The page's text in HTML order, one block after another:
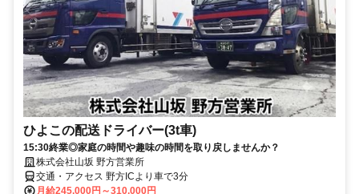
ひよこの配送ドライバー(3t車)
15:30終業◎家庭の時間や趣味の時間を取り戻しませんか？
株式会社山坂 野方営業所
交通・アクセス 野方ICより車で3分
月給245,000円～310,000円